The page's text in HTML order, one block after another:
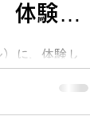
験レ
に、体験し
現役ANA社
受け、対戦形
を行い、マス